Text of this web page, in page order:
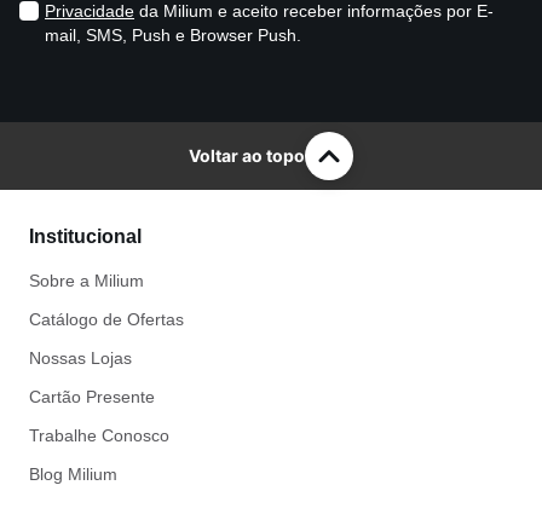
Privacidade da Milium e aceito receber informações por E-
mail, SMS, Push e Browser Push.
Voltar ao topo
Institucional
Sobre a Milium
Catálogo de Ofertas
Nossas Lojas
Cartão Presente
Trabalhe Conosco
Blog Milium